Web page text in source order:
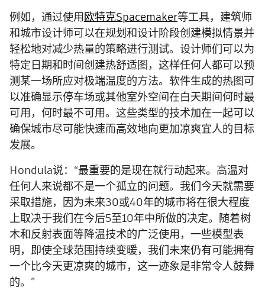
例如，通过使用欧特克Spacemaker等工具，建筑师
和城市设计师可以在规划和设计阶段创建模拟情景并
轻松地对减少热量的策略进行测试。设计师们可以为
特定日期和时间创建热舒适图，这样任何人都可以预
测某一场所应对极端温度的方法。软件生成的热图可
以准确显示停车场或其他室外空间在白天期间何时最
可用，何时最不可用。这些类型的技术加在一起可以
确保城市尽可能快速而高效地向更加凉爽宜人的目标
发展。
Hondula说：“最重要的是现在就行动起来。高温对
任何人来说都不是一个孤立的问题。我们今天就需要
采取措施，因为未来30或40年的城市将在很大程度
上取决于我们在今后5至10年中所做的决定。随着树
木和反射表面等降温技术的广泛使用，一些模型表
明，即使全球范围持续变暖，我们未来仍有可能拥有
一个比今天更凉爽的城市，这一迹象是非常令人鼓舞
的。”